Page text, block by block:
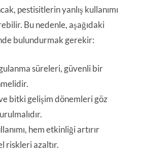
pestisitlerin yanlış kullanımı
Bu nedenle, aşağıdaki
bulundurmak gerekir:
süreleri, güvenli bir
bitki gelişim dönemleri göz
hem etkinliği artırır
riskleri azaltır.